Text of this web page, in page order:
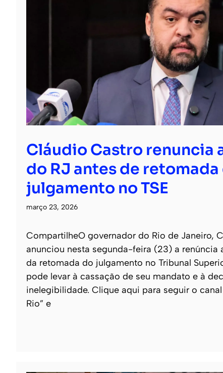
Cláudio Castro renuncia
do RJ antes de retomada
julgamento no TSE
março 23, 2026
CompartilheO governador do Rio de Janeiro,
anunciou nesta segunda-feira (23) a renúncia
da retomada do julgamento no Tribunal
pode levar à cassação de seu mandato e à
inelegibilidade. Clique aqui para seguir o
Rio” e